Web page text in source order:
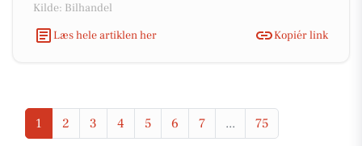
Kilde: Bilhandel
Læs hele artiklen her
Kopiér link
1 2 3 4 5 6 7 ... 75